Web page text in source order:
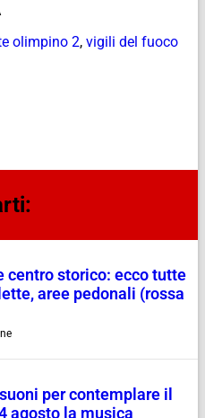
olimpino 2, vigili del fuoco
centro storico: ecco tutte
aree pedonali (rossa
per contemplare il
agosto la musica